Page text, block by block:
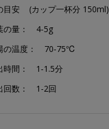
目安
(カップ一杯分 150ml)
の量
4‐5g
の温度
70‐75℃
時間
1‐1.5分
回数
1-2回